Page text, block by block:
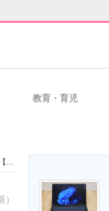
リーダーのコミュニティ
教育・育児